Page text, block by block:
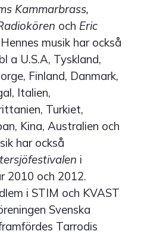
Kammarbrass,
och Eric
Hennes musik har också
a U.S.A, Tyskland,
Finland, Danmark,
Italien,
Turkiet,
Kina, Australien och
har också
i
2010 och 2012.
i STIM och KVAST
Svenska
Tarrodis